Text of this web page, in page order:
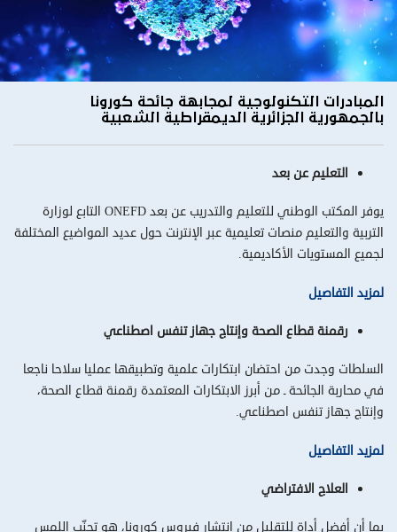
المبادرات التكنولوجية لمجابهة جائحة كورونا
بالجمهورية الجزائرية الديمقراطية الشعبية
التعليم عن بعد
يوفر المكتب الوطني للتعليم والتدريب عن بعد ONEFD التابع لوزارة
التربية والتعليم منصات تعليمية عبر الإنترنت حول عديد المواضيع المختلفة
لجميع المستويات الأكاديمية.
لمزيد التفاصيل
رقمنة قطاع الصحة وإنتاج جهاز تنفس اصطناعي
السلطات وجدت من احتضان ابتكارات علمية وتطبيقها عمليا سلاحا ناجعا
في محاربة الجائحة ـ من أبرز الابتكارات المعتمدة رقمنة قطاع الصحة،
وإنتاج جهاز تنفس اصطناعي.
لمزيد التفاصيل
العلاج الافتراضي
بما أن أفضل أداة للتقليل من انتشار فيروس كورونا، هو تجنّب اللمس